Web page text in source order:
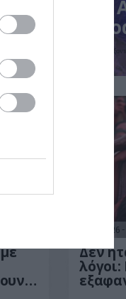
ιούς με
για τη
τη βοήθεια Τεχνητής Νοημοσύνης που
06.08.2026
Δεν
λόγοι: